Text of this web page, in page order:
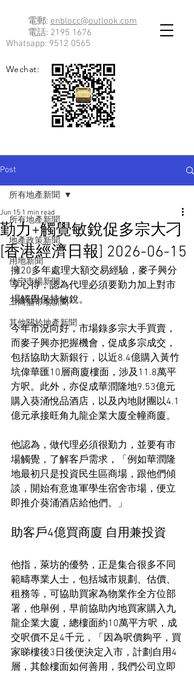
電郵: enblocc@outlook.com
電話: 2195 1676
Whatsapp: 9512 0565
Wechat:
Post
所有地產新聞
地產政策新聞
用地新聞
住宅市場新聞
工商舖市場新聞
其他關於地產新聞
所有地產新聞
勤力+觸覺敏銳促多宗大刁
[香港經濟日報] 2026-06-15
Jun 15 1 min read
擁20多年處理大額交易經驗，麥子興分
享心得，認為代理必須要勤力加上對市
場觸覺保持敏銳。
今年市況向好，市場錄多宗大手買賣，
而麥子興亦把握機會，促成多宗成交，
包括協助大新銀行，以近8.4億購入黃竹
坑偉華匯10層商廈樓面，涉及11.8萬平
方呎。此外，亦促成華潤隆地9.53億元
購入葵涌悅品酒店，以及內地財團以4.1
億元承接旺角九龍企業大廈全幢商廈。
他認為，做代理必須很勤力，並要有市
場觸覺，了解客戶需求，「例如華潤隆
地最初只是投資民生區商場，跟他們傾
談，開始有意進軍學生宿舍市場，便立
即推介葵涌酒店給他們。」
助客戶4億買商廈 自用兼投資
他指，萊坊的優勢，正是集合很多不同
範疇專業人士，包括城市規劃、估價、
租務等，可協助買家為物業作全方位部
署，他舉例，早前協助內地買家購入九
龍企業大廈，總樓面約10萬平方呎，成
交呎價不足4千元，「因為呎價夠平，買
家睇樓後3日後便決定入市，計劃自用4
層，其餘樓面如何善用，我們公司立即